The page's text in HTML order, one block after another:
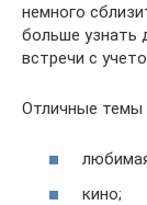
немного
больше узнать
встречи с
Отличные темы
кино;